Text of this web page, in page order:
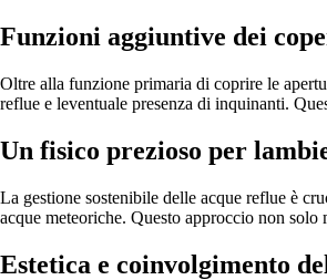
Funzioni aggiuntive dei
Oltre alla funzione primaria di coprire le
reflue e leventuale presenza di inquinanti.
Un fisico prezioso per
La gestione sostenibile delle acque reflue è
acque meteoriche. Questo approccio non
Estetica e coinvolgimento